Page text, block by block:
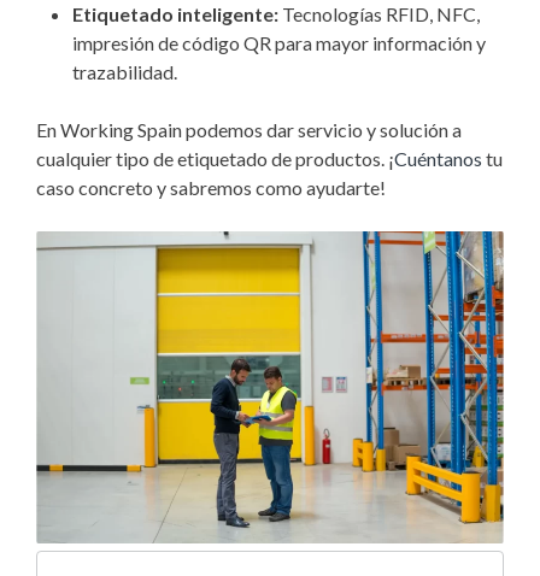
Etiquetado inteligente: Tecnologías RFID, NFC,
impresión de código QR para mayor información y
trazabilidad.
En Working Spain podemos dar servicio y solución a
cualquier tipo de etiquetado de productos. ¡Cuéntanos tu
caso concreto y sabremos como ayudarte!